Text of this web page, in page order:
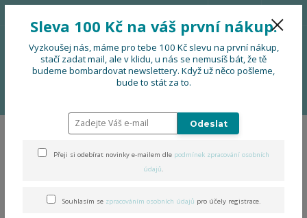
Menu
0 Kč
Pánské tričko folklor man
Sleva 100 Kč na váš první nákup.
Vyzkoušej nás, máme pro tebe 100 Kč slevu na první nákup,
stačí zadat mail, ale v klidu, u nás se nemusíš bát, že tě
budeme bombardovat newslettery. Když už něco pošleme,
bude to stát za to.
Odeslat
Přeji si odebírat novinky e-mailem dle podmínek zpracování osobních
údajů.
Souhlasím se zpracováním osobních údajů pro účely registrace.